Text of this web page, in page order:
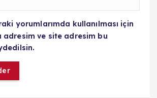
yorumlarımda kullanılması için
adresim ve site adresim bu